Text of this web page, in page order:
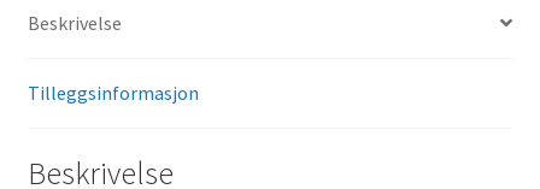
Beskrivelse
Tilleggsinformasjon
Beskrivelse